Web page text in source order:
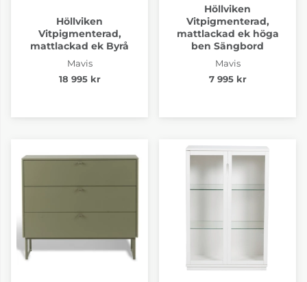
Höllviken
Vitpigmenterad,
mattlackad ek Byrå
Mavis
18 995 kr
Höllviken
Vitpigmenterad,
mattlackad ek höga
ben Sängbord
Mavis
7 995 kr